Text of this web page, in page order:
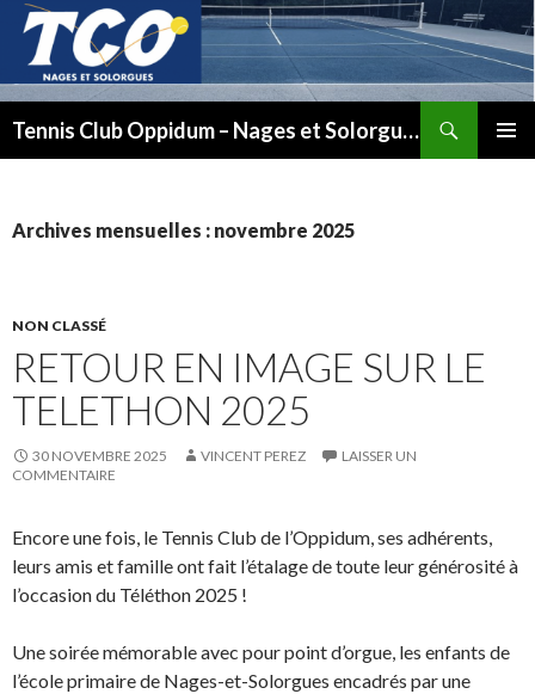
Tennis Club Oppidum – Nages et Solorgues
Archives mensuelles : novembre 2025
NON CLASSÉ
RETOUR EN IMAGE SUR LE
TELETHON 2025
30 NOVEMBRE 2025 VINCENT PEREZ
LAISSER UN
COMMENTAIRE
Encore une fois, le Tennis Club de l’Oppidum, ses adhérents,
leurs amis et famille ont fait l’étalage de toute leur générosité à
l’occasion du Téléthon 2025 !
Une soirée mémorable avec pour point d’orgue, les enfants de
l’école primaire de Nages-et-Solorgues encadrés par une